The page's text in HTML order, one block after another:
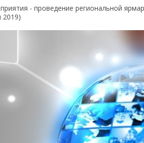
- проведение региональной
2019)